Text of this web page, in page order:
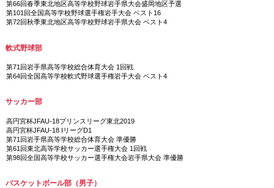
第66回春季東北地区高等学校野球岩手県大会盛岡地区予選
第101回全国高等学校野球選手権岩手大会 ベスト16
第72回秋季東北地区高等学校野球岩手県大会 ベスト4
軟式野球部
第71回岩手県高等学校総合体育大会 1回戦
第64回全国高等学校軟式野球選手権岩手大会 ベスト4
サッカー部
高円宮杯JFAU-18プリンスリーグ東北2019
高円宮杯JFAU-18 IリーグD1
第71回岩手県高等学校総合体育大会 準優勝
第61回東北高等学校サッカー選手権大会 1回戦
第98回全国高等学校サッカー選手権大会岩手県大会 準優勝
バスケットボール部（男子）